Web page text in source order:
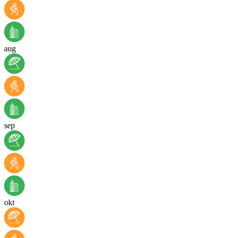
aug
sep
okt